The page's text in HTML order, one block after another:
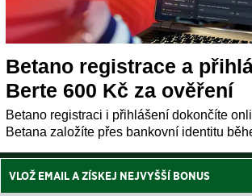
Betano registrace a
Berte 600 Kč za ověření
Betano registraci i přihlášení dokončíte
Betana založíte přes bankovní identitu
VLOŽ EMAIL A ZÍSKEJ NEJVYŠŠÍ BONUS